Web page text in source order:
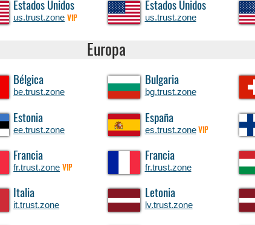
Estados Unidos
us.trust.zone VIP
Estados Unidos
us.trust.zone
Europa
Bélgica
be.trust.zone
Bulgaria
bg.trust.zone
Estonia
ee.trust.zone
España
es.trust.zone VIP
Francia
fr.trust.zone VIP
Francia
fr.trust.zone
Italia
it.trust.zone
Letonia
lv.trust.zone